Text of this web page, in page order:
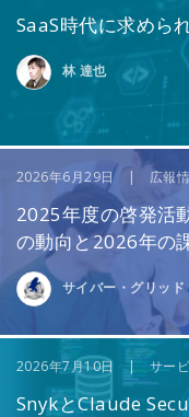
SaaS時代に求めら
林 達也
2026年6月29日 | 広報
2025年度の啓発活
の動向と2026年の
サイバー・グリッド
2026年7月10日 | サービ
SnykとClaude